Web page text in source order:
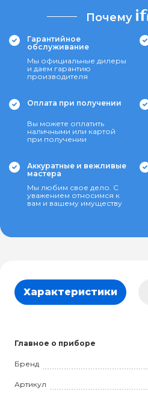
Почему
Гарантийное
обслуживание
Мы официальные дилеры
и даем гарантию
производителя
Оплата при получении
Вы можете оплатить
наличными или картой
при получении
Аккуратные и вежливые
мастера
Мы любим свое дело. С
уважением относимся к
вам и вашему имуществу
Характеристики
Главное о приборе
Бренд
Артикул